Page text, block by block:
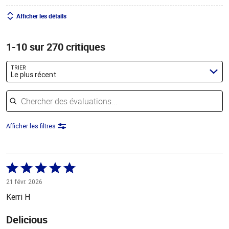
Afficher les détails
1-10 sur 270 critiques
TRIER
Le plus récent
Chercher des évaluations
Afficher les filtres
Coté
5 sur
5
21 févr. 2026
Kerri H
Delicious